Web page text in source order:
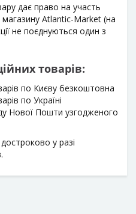
дає право на участь
магазину Atlantic-Market (на
не поєднуються один з
товарів:
по Києву безкоштовна
по Україні
Нової Пошти узгодженого
у разі